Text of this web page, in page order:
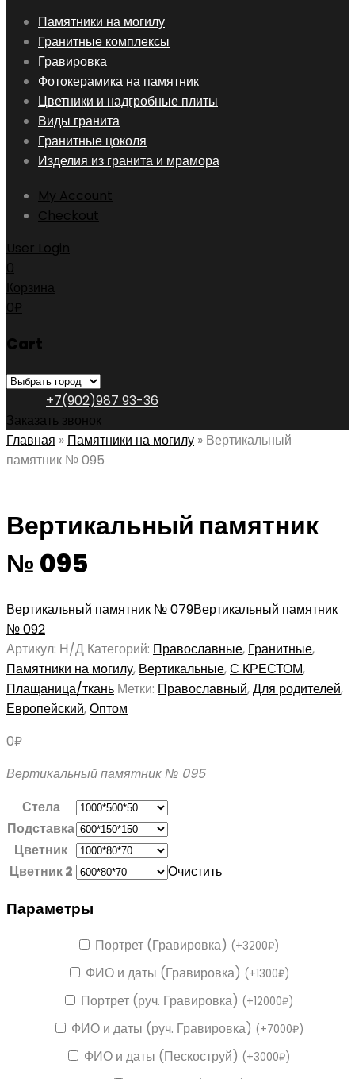
Skip
content
Памятники на могилу
Гранитные комплексы
Гравировка
Фотокерамика на памятник
Цветники и надгробные плиты
Виды гранита
Гранитные цоколя
Изделия из гранита и мрамора
My Account
Checkout
User Login
0
Корзина
0₽
Cart
+7(902)987 93-36
Заказать звонок
Главная » Памятники на могилу » Вертикальный
памятник № 095
Вертикальный памятник
№ 095
Вертикальный памятник № 079Вертикальный памятник
№ 092
Артикул: Н/Д Категорий: Православные, Гранитные,
Памятники на могилу, Вертикальные,С КРЕСТОМ,
Плащаница/ткань Метки: Православный,Для родителей,
Европейский,Оптом
0₽
Вертикальный памятник № 095
Стела
Подставка
Цветник
Цветник 2
Очистить
Параметры
Портрет (Гравировка) (+3200₽)
ФИО и даты (Гравировка) (+1300₽)
Портрет (руч. Гравировка) (+12000₽)
ФИО и даты (руч. Гравировка) (+7000₽)
ФИО и даты (Пескоструй) (+3000₽)